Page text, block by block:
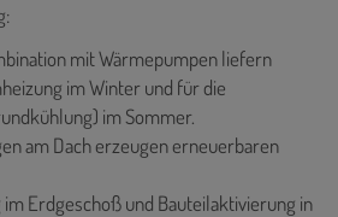
mit Wärmepumpen liefern
im Winter und für die
im Sommer.
am Dach erzeugen erneuerbaren
im Erdgeschoß und Bauteilaktivierung in